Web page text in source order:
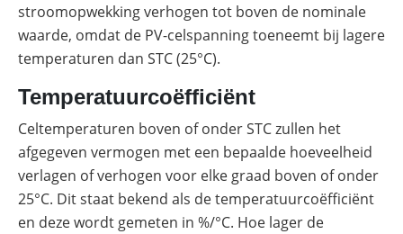
stroomopwekking verhogen tot boven de nominale
waarde, omdat de PV-celspanning toeneemt bij lagere
temperaturen dan STC (25°C).
Temperatuurcoëfficiënt
Celtemperaturen boven of onder STC zullen het
afgegeven vermogen met een bepaalde hoeveelheid
verlagen of verhogen voor elke graad boven of onder
25°C. Dit staat bekend als de temperatuurcoëfficiënt
en deze wordt gemeten in %/°C. Hoe lager de